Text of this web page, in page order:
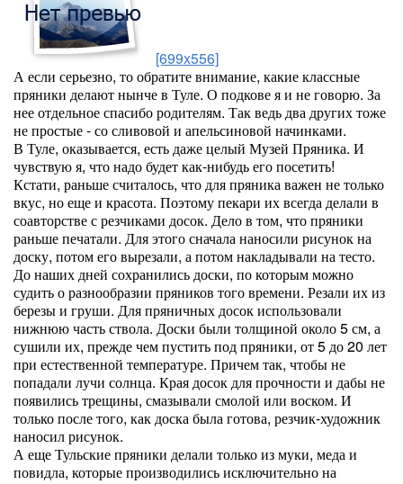
[699x556]
А если серьезно, то обратите внимание, какие классные
пряники делают нынче в Туле. О подкове я и не говорю. За
нее отдельное спасибо родителям. Так ведь два других тоже
не простые - со сливовой и апельсиновой начинками.
В Туле, оказывается, есть даже целый Музей Пряника. И
чувствую я, что надо будет как-нибудь его посетить!
Кстати, раньше считалось, что для пряника важен не только
вкус, но еще и красота. Поэтому пекари их всегда делали в
соавторстве с резчиками досок. Дело в том, что пряники
раньше печатали. Для этого сначала наносили рисунок на
доску, потом его вырезали, а потом накладывали на тесто.
До наших дней сохранились доски, по которым можно
судить о разнообразии пряников того времени. Резали их из
березы и груши. Для пряничных досок использовали
нижнюю часть ствола. Доски были толщиной около 5 см, а
сушили их, прежде чем пустить под пряники, от 5 до 20 лет
при естественной температуре. Причем так, чтобы не
попадали лучи солнца. Края досок для прочности и дабы не
появились трещины, смазывали смолой или воском. И
только после того, как доска была готова, резчик-художник
наносил рисунок.
А еще Тульские пряники делали только из муки, меда и
повидла, которые производились исключительно на